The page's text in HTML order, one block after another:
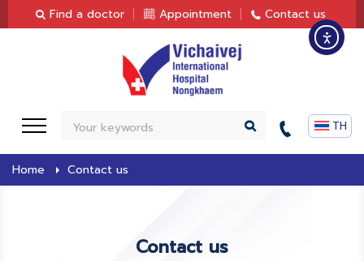
content Find a doctor Appointment Contact us
a
r
Home Contact us
Contact us